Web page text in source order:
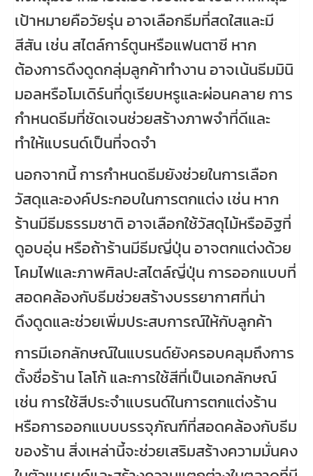
เป้าหมายคือวัยรุ่น อาจเลือกธีมที่สดใสและมี
สีสัน เช่น สไตล์การ์ตูนหรือแฟนตาซี หาก
ต้องการดึงดูดกลุ่มลูกค้าทำงาน อาจเน้นธีมมินิ
มอลหรือโมเดิร์นที่ดูเรียบหรูและผ่อนคลาย การ
กำหนดธีมที่ชัดเจนช่วยสร้างภาพจำที่ดีและ
ทำให้แบรนด์เป็นที่จดจำ
นอกจากนี้ การกำหนดธีมยังช่วยในการเลือก
วัสดุและองค์ประกอบในการตกแต่ง เช่น หาก
ร้านมีธีมธรรมชาติ อาจเลือกใช้วัสดุไม้หรืออิฐที่
ดูอบอุ่น หรือถ้าร้านมีธีมญี่ปุ่น อาจตกแต่งด้วย
โคมไฟและภาพศิลปะสไตล์ญี่ปุ่น การออกแบบที่
สอดคล้องกับธีมช่วยสร้างบรรยากาศที่น่า
ดึงดูดและช่วยเพิ่มประสบการณ์ให้กับลูกค้า
การมีเอกลักษณ์ในแบรนด์ยังครอบคลุมถึงการ
ตั้งชื่อร้าน โลโก้ และการใช้สีที่เป็นเอกลักษณ์
เช่น การใช้สีประจำแบรนด์ในการตกแต่งร้าน
หรือการออกแบบบรรจุภัณฑ์ที่สอดคล้องกับธีม
ของร้าน สิ่งเหล่านี้จะช่วยเสริมสร้างความมั่นคง